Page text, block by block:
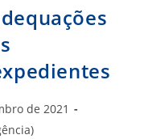
de 2021